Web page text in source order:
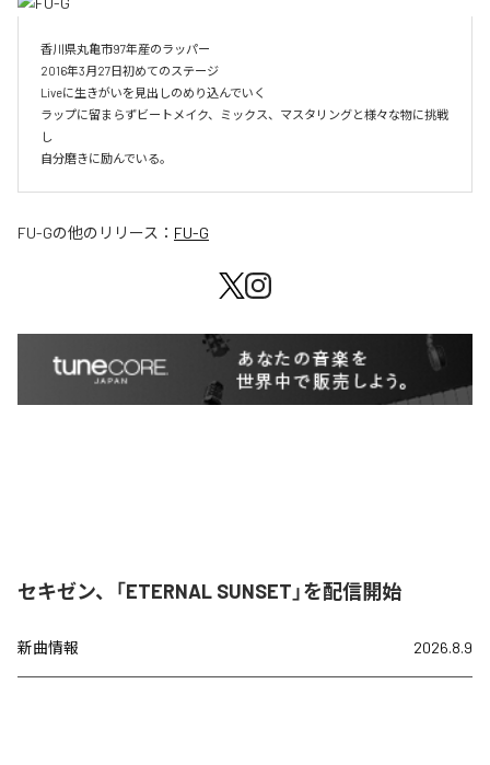
香川県丸亀市97年産のラッパー
2016年3月27日初めてのステージ
Liveに生きがいを見出しのめり込んでいく
ラップに留まらずビートメイク、ミックス、マスタリングと様々な物に挑戦
し
自分磨きに励んでいる。
FU-Gの他のリリース： FU-G
セキゼン、「ETERNAL SUNSET」を配信開始
新曲情報 2026.8.9